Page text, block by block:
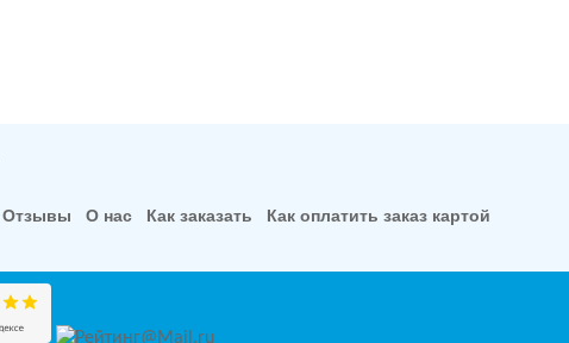
Отзывы О нас Как заказать Как оплатить заказ картой